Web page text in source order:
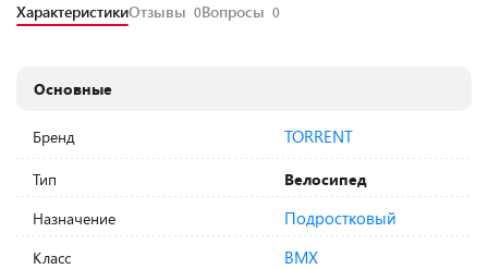
ХарактеристикиОтзывы 0Вопросы 0
Основные
Бренд TORRENT
Тип
Велосипед
Назначение
Подростковый
Класс BMX